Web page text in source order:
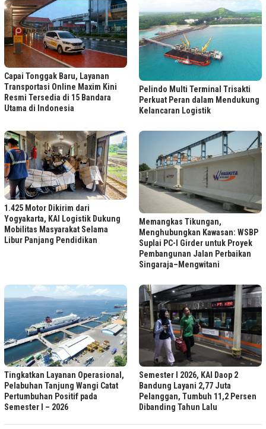
Capai Tonggak Baru, Layanan
Transportasi Online Maxim Kini
Resmi Tersedia di 15 Bandara
Utama di Indonesia
Pelindo Multi Terminal Trisakti
Perkuat Peran dalam Mendukung
Kelancaran Logistik
1.425 Motor Dikirim dari
Yogyakarta, KAI Logistik Dukung
Mobilitas Masyarakat Selama
Libur Panjang Pendidikan
Memangkas Tikungan,
Menghubungkan Kawasan: WSBP
Suplai PC-I Girder untuk Proyek
Pembangunan Jalan Perbaikan
Singaraja–Mengwitani
Tingkatkan Layanan Operasional,
Pelabuhan Tanjung Wangi Catat
Pertumbuhan Positif pada
Semester I – 2026
Semester I 2026, KAI Daop 2
Bandung Layani 2,77 Juta
Pelanggan, Tumbuh 11,2 Persen
Dibanding Tahun Lalu